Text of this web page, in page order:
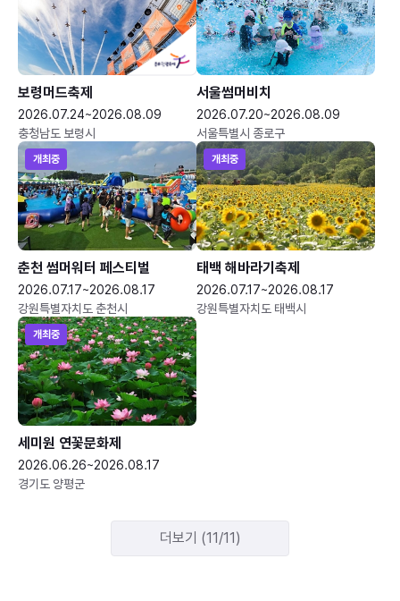
보령머드축제
2026.07.24~2026.08.09
충청남도 보령시
서울썸머비치
2026.07.20~2026.08.09
서울특별시 종로구
개최중
춘천 썸머워터 페스티벌
2026.07.17~2026.08.17
강원특별자치도 춘천시
개최중
태백 해바라기축제
2026.07.17~2026.08.17
강원특별자치도 태백시
개최중
세미원 연꽃문화제
2026.06.26~2026.08.17
경기도 양평군
더보기 (11/11)